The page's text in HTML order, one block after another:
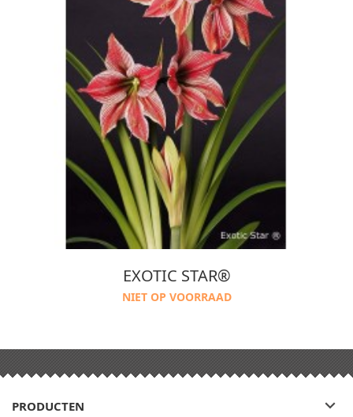
EXOTIC STAR®
NIET OP VOORRAAD
PRODUCTEN 